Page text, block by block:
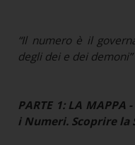
“Il numero è il
degli dei e dei demoni”
PARTE 1: LA
i Numeri. Scoprire la